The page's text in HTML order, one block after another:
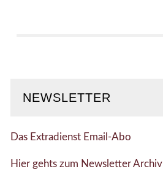
NEWSLETTER
Das Extradienst Email-Abo
Hier gehts zum Newsletter Archiv